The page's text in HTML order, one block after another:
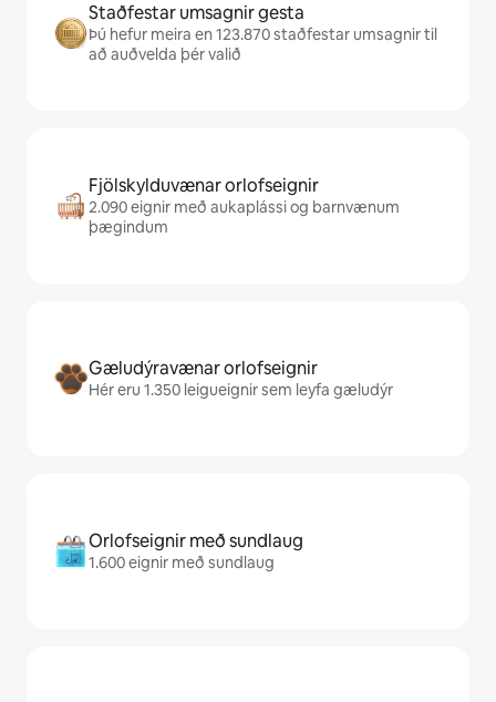
Staðfestar umsagnir gesta
Þú hefur meira en 123.870 staðfestar umsagnir til
að auðvelda þér valið
Fjölskylduvænar orlofseignir
2.090 eignir með aukaplássi og barnvænum
þægindum
Gæludýravænar orlofseignir
Hér eru 1.350 leigueignir sem leyfa gæludýr
Orlofseignir með sundlaug
1.600 eignir með sundlaug